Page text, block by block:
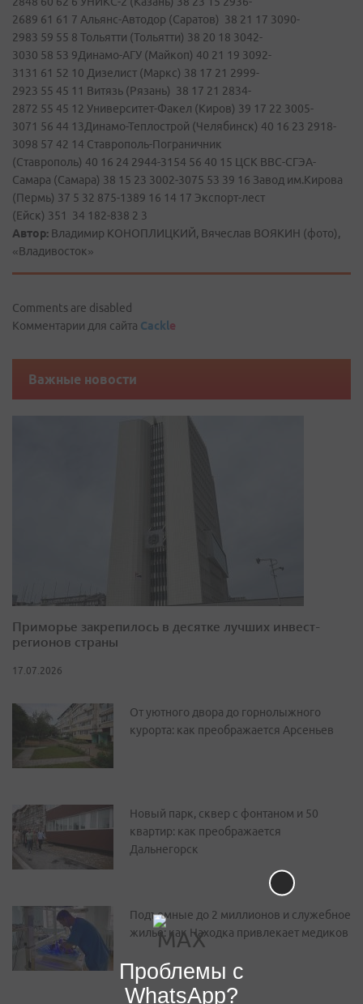
2689 61 61 7 Альянс-Автодор (Саратов) 38 21 17 3090-
2983 59 55 8 Тольятти (Тольятти) 38 20 18 3042-
3030 58 53 9Динамо-АГУ (Майкоп) 40 21 19 3092-
3131 61 52 10 Дизелист (Маркс) 38 17 21 2999-
2923 55 45 11 Витязь (Рязань) 38 17 21 2834-
2872 55 45 12 Университет-Факел (Киров) 39 17 22 3005-
3071 56 44 13Динамо-Теплострой (Челябинск) 40 16 23 2918-
3098 57 42 14 Ставрополь-Пограничник
(Ставрополь) 40 16 24 2944-3154 56 40 15 ЦСК ВВС-СГЭА-
Самара (Самара) 38 15 23 3002-3075 53 39 16 Завод им.Кирова
(Пермь) 37 5 32 875-1389 16 14 17 Экспорт-лест
(Ейск) 351 34 182-838 2 3
Автор: Владимир КОНОПЛИЦКИЙ, Вячеслав ВОЯКИН (фото),
«Владивосток»
Comments are disabled
Комментарии для сайта Cackle
Важные новости
Приморье закрепилось в десятке лучших инвест-
регионов страны
17.07.2026
От уютного двора до горнолыжного
курорта: как преображается Арсеньев
Новый парк, сквер с фонтаном и 50
квартир: как преображается
Дальнегорск
Подъемные до 2 миллионов и служебное
жилье: как Находка привлекает медиков
Проблемы с
WhatsApp?